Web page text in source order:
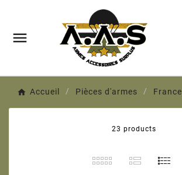

Accueil Pièces d'armes France
23 products